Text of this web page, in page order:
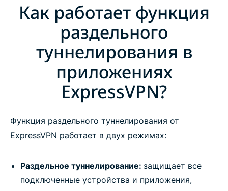
Как работает функция
раздельного
туннелирования в
приложениях
ExpressVPN?
Функция раздельного туннелирования от
ExpressVPN работает в двух режимах:
Раздельное туннелирование: защищает все
подключенные устройства и приложения,